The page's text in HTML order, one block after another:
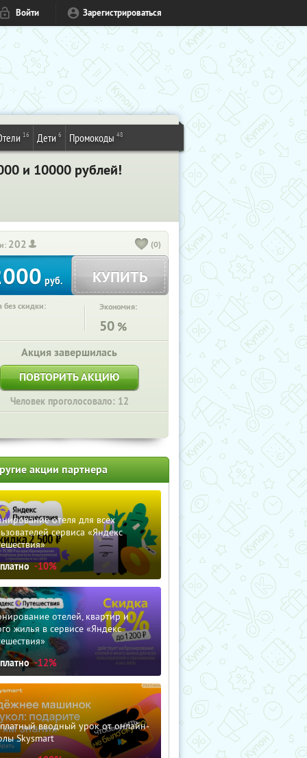
Войти Зарегистрироваться
16 Дети 6 Промокоды 48
и 10000 рублей!
202 (0)
руб. КУПИТЬ
без скидки: Экономия:
50 %
Акция завершилась
ПОВТОРИТЬ АКЦИЮ
Человек проголосовало: 12
акции партнера
отеля для всех
сервиса «Яндекс
-10%
отелей, квартир и
жилья в сервисе «Яндекс
-12%
вводный урок от онлайн-
Skysmart